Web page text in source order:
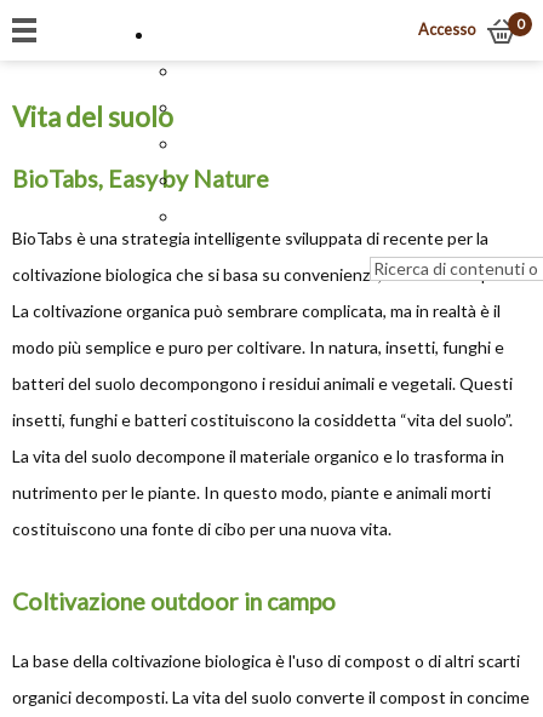
Accesso 0
Vita del suolo
BioTabs, Easy by Nature
BioTabs è una strategia intelligente sviluppata di recente per la
coltivazione biologica che si basa su convenienza, efficienza e qualità.
La coltivazione organica può sembrare complicata, ma in realtà è il
modo più semplice e puro per coltivare. In natura, insetti, funghi e
batteri del suolo decompongono i residui animali e vegetali. Questi
insetti, funghi e batteri costituiscono la cosiddetta “vita del suolo”.
La vita del suolo decompone il materiale organico e lo trasforma in
nutrimento per le piante. In questo modo, piante e animali morti
costituiscono una fonte di cibo per una nuova vita.
Coltivazione outdoor in campo
La base della coltivazione biologica è l'uso di compost o di altri scarti
organici decomposti. La vita del suolo converte il compost in concime